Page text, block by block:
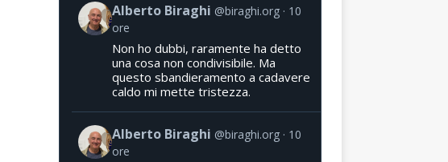
Alberto Biraghi @biraghi.org
10
ore
Non ho dubbi, raramente ha detto
una cosa non condivisibile. Ma
questo sbandieramento a cadavere
caldo mi mette tristezza.
Alberto Biraghi @biraghi.org
10
ore